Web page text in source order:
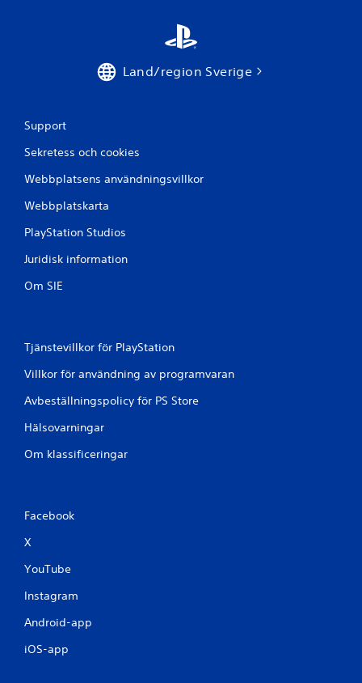
Land/region Sverige
Support
Sekretess och cookies
Webbplatsens användningsvillkor
Webbplatskarta
PlayStation Studios
Juridisk information
Om SIE
Tjänstevillkor för PlayStation
Villkor för användning av programvaran
Avbeställningspolicy för PS Store
Hälsovarningar
Om klassificeringar
Facebook
X
YouTube
Instagram
Android-app
iOS-app